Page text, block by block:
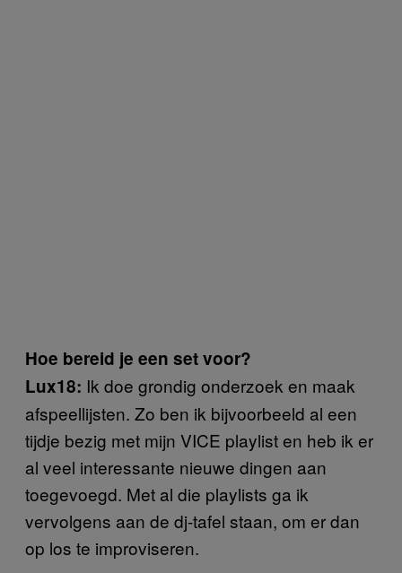
Hoe bereid je een set voor?
Lux18: Ik doe grondig onderzoek en maak
afspeellijsten. Zo ben ik bijvoorbeeld al een
tijdje bezig met mijn VICE playlist en heb ik er
al veel interessante nieuwe dingen aan
toegevoegd. Met al die playlists ga ik
vervolgens aan de dj-tafel staan, om er dan
op los te improviseren.